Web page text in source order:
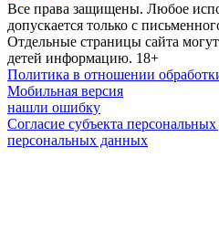
Все права защищены. Любое
допускается только с
Отдельные страницы сайта
детей информацию. 18+
Политика в отношении
Мобильная версия
нашли ошибку
Согласие субъекта
персональных данных